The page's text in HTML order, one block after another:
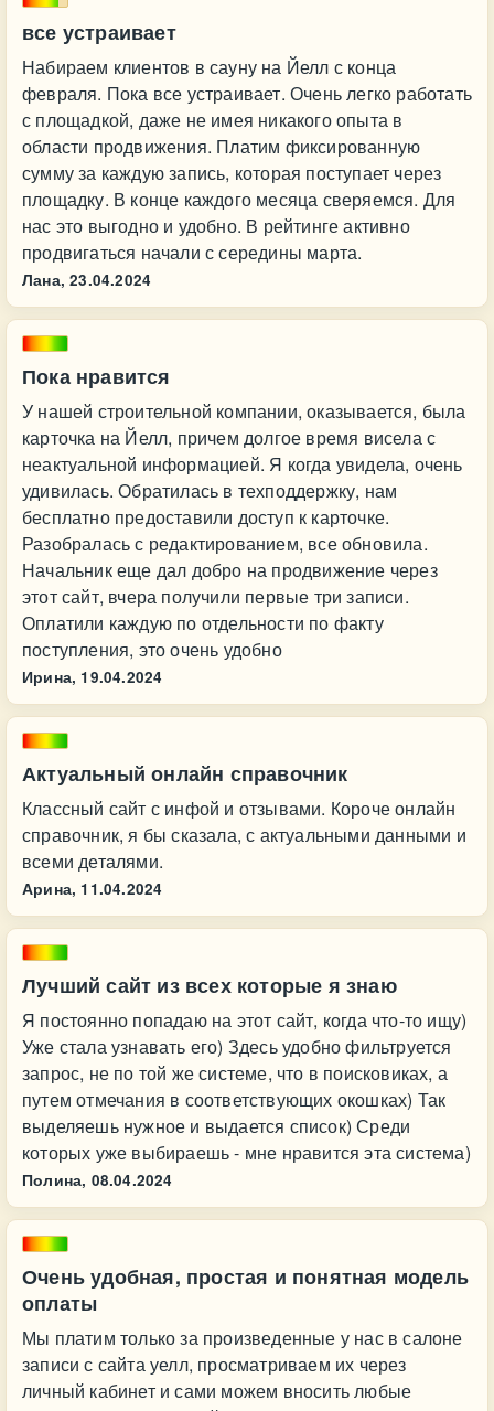
все устраивает
Набираем клиентов в сауну на Йелл с конца
февраля. Пока все устраивает. Очень легко работать
с площадкой, даже не имея никакого опыта в
области продвижения. Платим фиксированную
сумму за каждую запись, которая поступает через
площадку. В конце каждого месяца сверяемся. Для
нас это выгодно и удобно. В рейтинге активно
продвигаться начали с середины марта.
Лана, 23.04.2024
Пока нравится
У нашей строительной компании, оказывается, была
карточка на Йелл, причем долгое время висела с
неактуальной информацией. Я когда увидела, очень
удивилась. Обратилась в техподдержку, нам
бесплатно предоставили доступ к карточке.
Разобралась с редактированием, все обновила.
Начальник еще дал добро на продвижение через
этот сайт, вчера получили первые три записи.
Оплатили каждую по отдельности по факту
поступления, это очень удобно
Ирина, 19.04.2024
Актуальный онлайн справочник
Классный сайт с инфой и отзывами. Короче онлайн
справочник, я бы сказала, с актуальными данными и
всеми деталями.
Арина, 11.04.2024
Лучший сайт из всех которые я знаю
Я постоянно попадаю на этот сайт, когда что-то ищу)
Уже стала узнавать его) Здесь удобно фильтруется
запрос, не по той же системе, что в поисковиках, а
путем отмечания в соответствующих окошках) Так
выделяешь нужное и выдается список) Среди
которых уже выбираешь - мне нравится эта система)
Полина, 08.04.2024
Очень удобная, простая и понятная модель
оплаты
Мы платим только за произведенные у нас в салоне
записи с сайта уелл, просматриваем их через
личный кабинет и сами можем вносить любые